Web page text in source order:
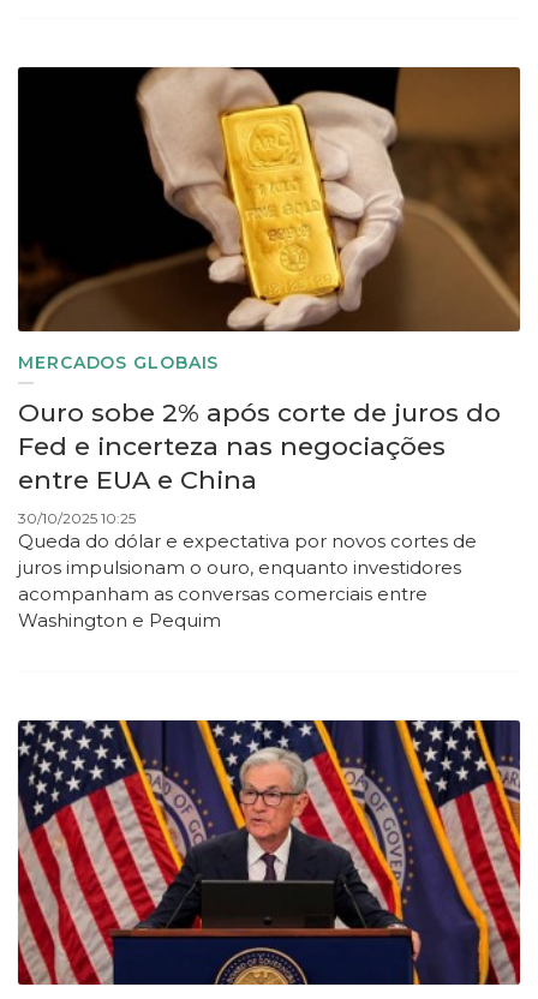
MERCADOS GLOBAIS
Ouro sobe 2% após corte de juros do
Fed e incerteza nas negociações
entre EUA e China
30/10/2025 10:25
Queda do dólar e expectativa por novos cortes de
juros impulsionam o ouro, enquanto investidores
acompanham as conversas comerciais entre
Washington e Pequim